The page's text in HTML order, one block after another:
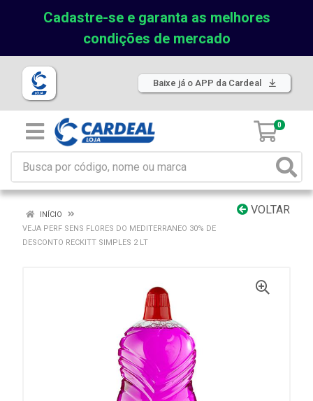
Cadastre-se e garanta as melhores
condições de mercado
Baixe já o APP da Cardeal
0
VOLTAR
INÍCIO
VEJA PERF SENS FLORES DO MEDITERRANEO 30% DE
DESCONTO RECKITT SIMPLES 2 LT